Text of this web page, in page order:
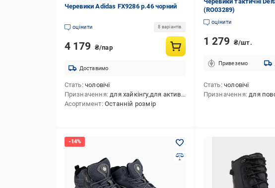
Черевики Adidas FX9286 р.46 чорний
оцінити 8 варіантів
4 179 ₴/пар
Доставимо
Стать чоловічі
Призначення для хайкінгу,для активного відпочинку,для туризму
Асортимент Останній розмір
(RO03289)
оцінити
1 279 ₴/шт.
Привеземо
Стать чоловічі
Призначення для повсякденного використання,для